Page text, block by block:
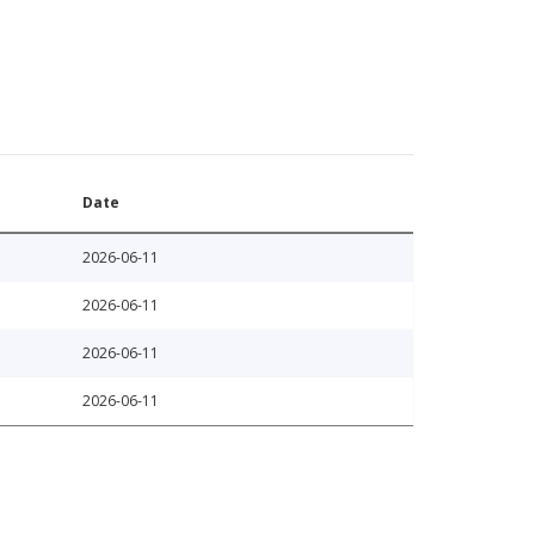
Date
2026-06-11
2026-06-11
2026-06-11
2026-06-11